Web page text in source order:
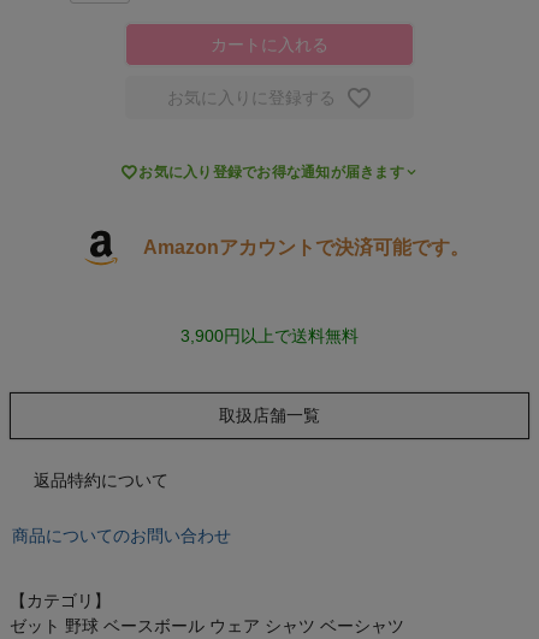
もっと見る
キャンプ・フェス
もっと見る
インフィット INFIT
カートに入れる
お気に入りに登録する
お気に入り登録でお得な通知が届きます
Amazonアカウントで決済可能です。
3,900円以上で送料無料
取扱店舗一覧
返品特約について
商品についてのお問い合わせ
【カテゴリ】
ゼット 野球 ベースボール ウェア シャツ ベーシャツ